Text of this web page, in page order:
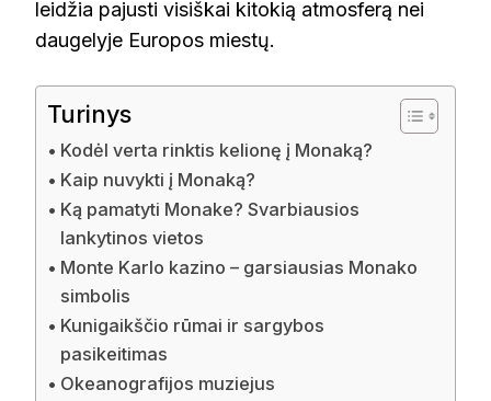
leidžia pajusti visiškai kitokią atmosferą nei
daugelyje Europos miestų.
Turinys
Kodėl verta rinktis kelionę į Monaką?
Kaip nuvykti į Monaką?
Ką pamatyti Monake? Svarbiausios
lankytinos vietos
Monte Karlo kazino – garsiausias Monako
simbolis
Kunigaikščio rūmai ir sargybos
pasikeitimas
Okeanografijos muziejus